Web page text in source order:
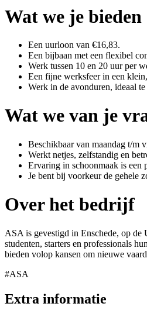
Wat we je bieden
Een uurloon van €16,83.
Een bijbaan met een flexibel
Werk tussen 10 en 20 uur per
Een fijne werksfeer in een
Werk in de avonduren, ideaal
Wat we van je
Beschikbaar van maandag t/m
Werkt netjes, zelfstandig en
Ervaring in schoonmaak is een
Je bent bij voorkeur de gehele
Over het bedrijf
ASA is gevestigd in Enschede, op de
studenten, starters en professionals
bieden volop kansen om nieuwe
#ASA
Extra informatie